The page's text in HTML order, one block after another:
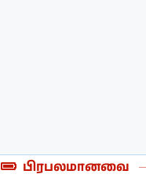
பிரபலமானவை